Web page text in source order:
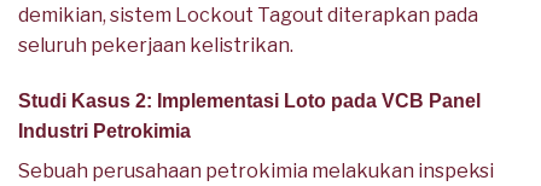
demikian, sistem Lockout Tagout diterapkan pada
seluruh pekerjaan kelistrikan.
Studi Kasus 2: Implementasi Loto pada VCB Panel
Industri Petrokimia
Sebuah perusahaan petrokimia melakukan inspeksi